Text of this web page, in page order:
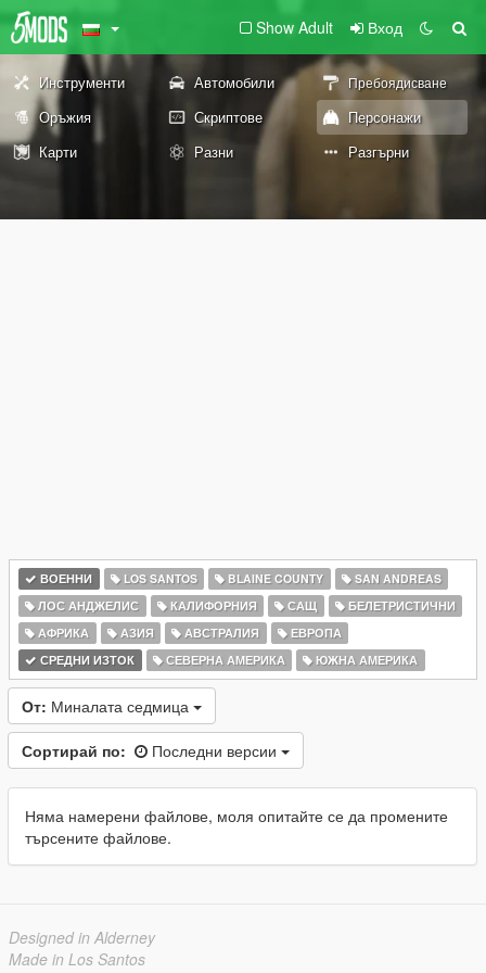
Show Adult Вход
Инструменти Автомобили Пребоядисване
Оръжия Скриптове
Персонажи
Карти
Разни Разгърни
ВОЕННИ LOS SANTOS BLAINE COUNTY
SAN ANDREAS
ЛОС АНДЖЕЛИС
КАЛИФОРНИЯ САЩ
БЕЛЕТРИСТИЧНИ
АФРИКА
АЗИЯ АВСТРАЛИЯ
ЕВРОПА
СРЕДНИ ИЗТОК
СЕВЕРНА АМЕРИКА ЮЖНА АМЕРИКА
От: Миналата седмица
Сортирай по: Последни версии
Няма намерени файлове, моля опитайте се да промените
търсените файлове.
Designed in Alderney
Made in Los Santos